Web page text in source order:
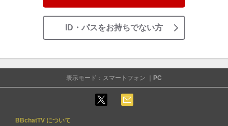
ID・パスをお持ちでない方
表示モード：スマートフォン ｜ PC
BBchatTV について